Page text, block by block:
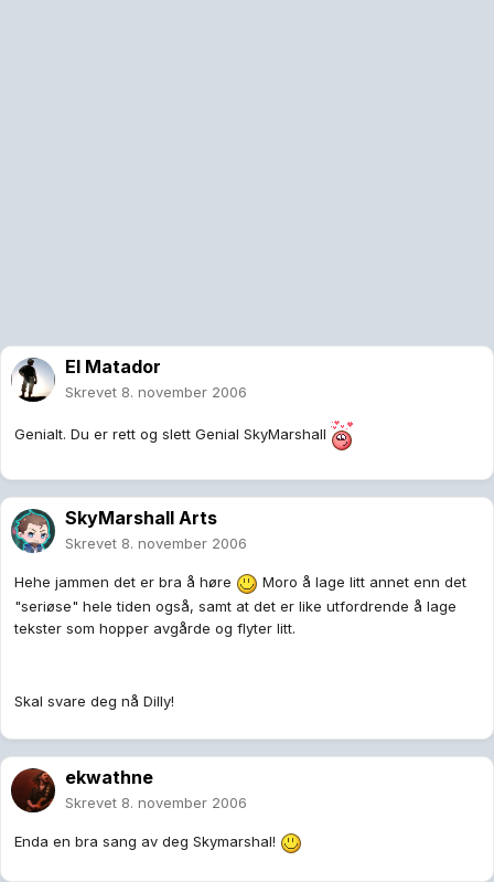
El Matador
Skrevet 8. november 2006
Genialt. Du er rett og slett Genial SkyMarshall
SkyMarshall Arts
Skrevet 8. november 2006
Hehe jammen det er bra å høre
Moro å lage litt annet enn det
"seriøse" hele tiden også, samt at det er like utfordrende å lage
tekster som hopper avgårde og flyter litt.
Skal svare deg nå Dilly!
ekwathne
Skrevet 8. november 2006
Enda en bra sang av deg Skymarshal!